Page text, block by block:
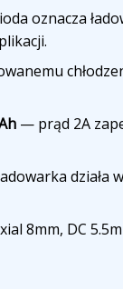
oznacza
— prąd 2A
działa
8mm, DC